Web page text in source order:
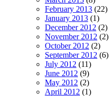
February 2013 (22)
January 2013 (1)
December 2012 (2)
November 2012 (2)
October 2012 (2)
September 2012 (6)
July 2012 (11)
June 2012 (9)
May 2012 (2)
April 2012 (1)